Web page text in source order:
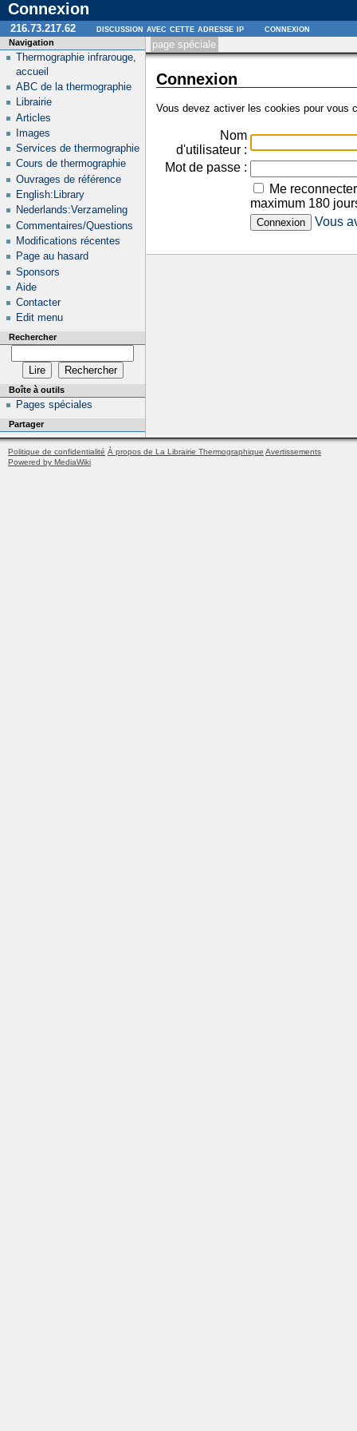
Connexion
page spéciale
Connexion
Vous devez activer les cookies pour vous
Nom
d'utilisateur :
Mot de passe :
Me
maximum 180
Vous
Navigation
Thermographie infrarouge,
accueil
ABC de la thermographie
Librairie
Articles
Images
Services de thermographie
Cours de thermographie
Ouvrages de référence
English:Library
Nederlands:Verzameling
Commentaires/Questions
Modifications récentes
Page au hasard
Sponsors
Aide
Contacter
Edit menu
Rechercher
Boîte à outils
Pages spéciales
Partager
216.73.217.62 discussion avec cette adresse ip connexion
Politique de confidentialité À propos de La Librairie Thermographique Avertissements
Powered by MediaWiki